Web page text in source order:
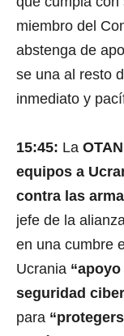
miembro del
abstenga de
se una al resto
inmediato y
15:45: La OTAN
equipos a
contra las
jefe de la
en una cumbre
Ucrania
seguridad
para